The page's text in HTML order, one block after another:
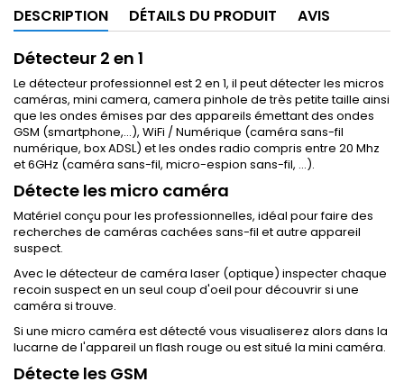
DESCRIPTION DÉTAILS DU PRODUIT AVIS
Détecteur 2 en 1
Le détecteur professionnel est 2 en 1, il peut détecter les micros
caméras, mini camera, camera pinhole de très petite taille ainsi
que les ondes émises par des appareils émettant des ondes
GSM (smartphone,...), WiFi / Numérique (caméra sans-fil
numérique, box ADSL) et les ondes radio compris entre 20 Mhz
et 6GHz (caméra sans-fil, micro-espion sans-fil, ...).
Détecte les micro caméra
Matériel conçu pour les professionnelles, idéal pour faire des
recherches de caméras cachées sans-fil et autre appareil
suspect.
Avec le détecteur de caméra laser (optique) inspecter chaque
recoin suspect en un seul coup d'oeil pour découvrir si une
caméra si trouve.
Si une micro caméra est détecté vous visualiserez alors dans la
lucarne de l'appareil un flash rouge ou est situé la mini caméra.
Détecte les GSM